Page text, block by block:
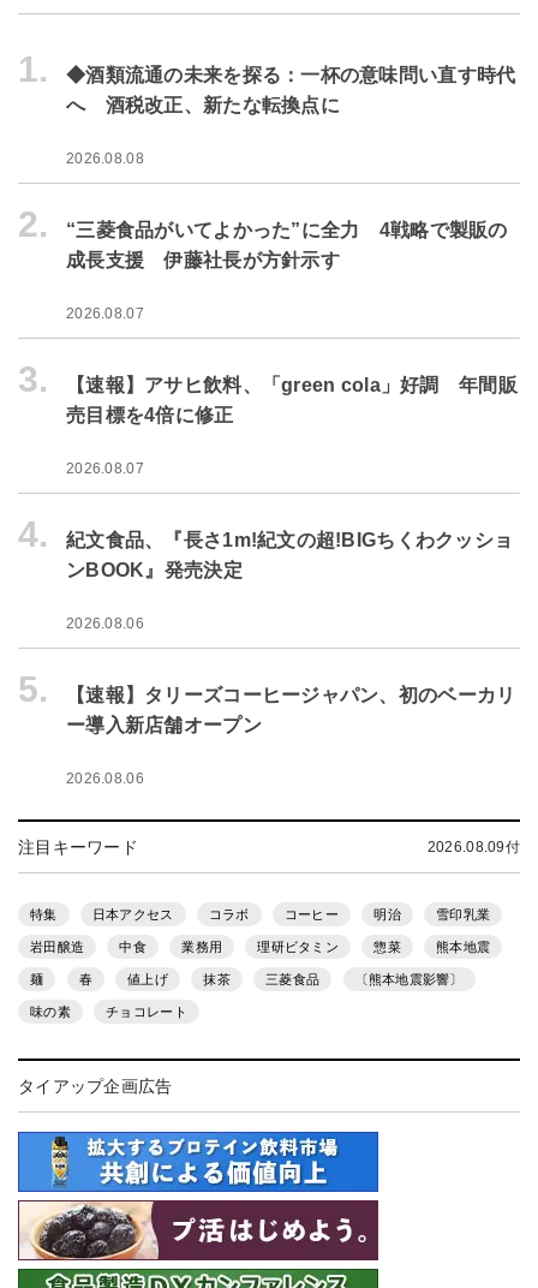
1.
◆酒類流通の未来を探る：一杯の意味問い直す時代
へ 酒税改正、新たな転換点に
2026.08.08
2.
“三菱食品がいてよかった”に全力 4戦略で製販の
成長支援 伊藤社長が方針示す
2026.08.07
3.
【速報】アサヒ飲料、「green cola」好調 年間販
売目標を4倍に修正
2026.08.07
4.
紀文食品、『長さ1m!紀文の超!BIGちくわクッショ
ンBOOK』発売決定
2026.08.06
5.
【速報】タリーズコーヒージャパン、初のベーカリ
ー導入新店舗オープン
2026.08.06
注目キーワード 2026.08.09付
特集 日本アクセス コラボ コーヒー 明治 雪印乳業
岩田醸造 中食 業務用 理研ビタミン 惣菜 熊本地震
麺 春 値上げ 抹茶 三菱食品 〔熊本地震影響〕
味の素 チョコレート
タイアップ企画広告